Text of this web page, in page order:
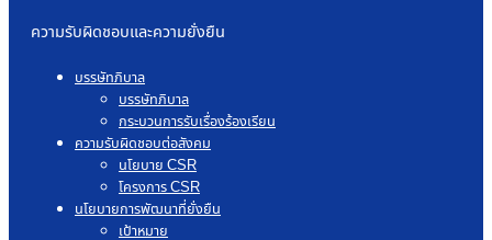
ความรับผิดชอบและความยั่งยืน
บรรษัทภิบาล
บรรษัทภิบาล
กระบวนการรับเรื่องร้องเรียน
ความรับผิดชอบต่อสังคม
นโยบาย CSR
โครงการ CSR
นโยบายการพัฒนาที่ยั่งยืน
เป้าหมาย